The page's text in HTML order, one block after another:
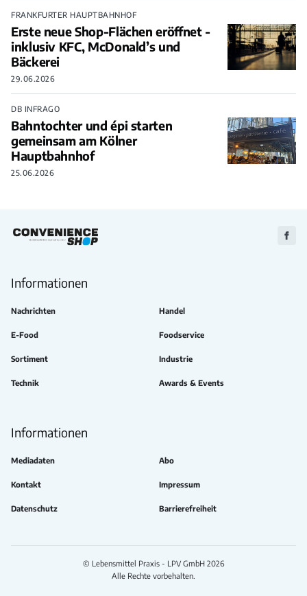
FRANKFURTER HAUPTBAHNHOF
Erste neue Shop-Flächen eröffnet -
inklusiv KFC, McDonald’s und
Bäckerei
29.06.2026
DB INFRAGO
Bahntochter und épi starten
gemeinsam am Kölner
Hauptbahnhof
25.06.2026
Zu
Informationen
Nachrichten Handel
E-Food Foodservice
Sortiment Industrie
Technik Awards & Events
Informationen
Mediadaten Abo
Kontakt Impressum
Datenschutz Barrierefreiheit
© Lebensmittel Praxis - LPV GmbH 2026
Alle Rechte vorbehalten.